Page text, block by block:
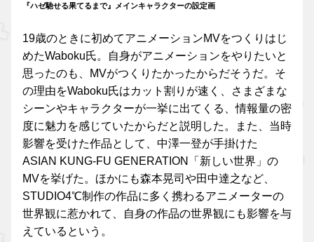
『ハゼ馳せる果てるまで』メインキャラクターの設定画
19歳のときに初めてアニメーションMVをつくりはじ
めたWaboku氏。自身がアニメーションをやりたいと
思ったのも、MVがつくりたかったからだそうだ。そ
の理由をWaboku氏はカット割りが速く、さまざまな
シーンやキャラクターが一挙に出てくる、情報量の密
度に魅力を感じていたからだと説明した。また、当時
影響を受けた作品として、中澤一登が手掛けた
ASIAN KUNG-FU GENERATION「新しい世界」の
MVを挙げた。ほかにも森本晃司や田中達之など、
STUDIO4℃制作の作品に多く携わるアニメーターの
世界観に惹かれて、自身の作品の世界観にも影響を与
えているという。